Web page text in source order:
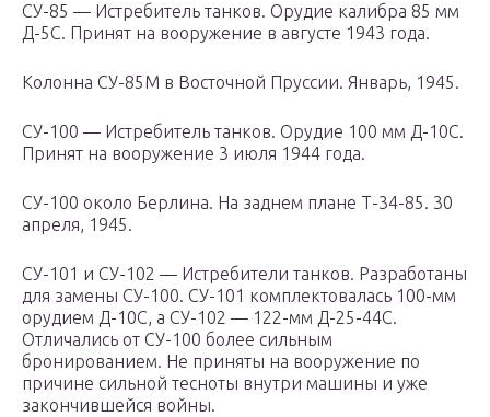
СУ-85 — Истребитель танков. Орудие калибра 85 мм
Д-5С. Принят на вооружение в августе 1943 года.
Колонна СУ-85М в Восточной Пруссии. Январь, 1945.
СУ-100 — Истребитель танков. Орудие 100 мм Д-10С.
Принят на вооружение 3 июля 1944 года.
СУ-100 около Берлина. На заднем плане Т-34-85. 30
апреля, 1945.
СУ-101 и СУ-102 — Истребители танков. Разработаны
для замены СУ-100. СУ-101 комплектовалась 100-мм
орудием Д-10С, а СУ-102 — 122-мм Д-25-44С.
Отличались от СУ-100 более сильным
бронированием. Не приняты на вооружение по
причине сильной тесноты внутри машины и уже
закончившейся войны.